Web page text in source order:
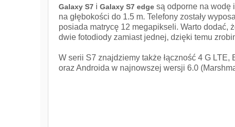
Galaxy S7 iGalaxy S7 edge są odporne na wodę
na głębokości do 1.5 m. Telefony zostały
posiada matrycę 12 megapikseli. Warto
dwie fotodiody zamiast jednej, dzięki temu
W serii S7 znajdziemy także łączność 4 G
oraz Androida w najnowszej wersji 6.0